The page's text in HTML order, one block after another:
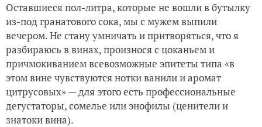
Оставшиеся пол-литра, которые не вошли в бутылку
из-под гранатового сока, мы с мужем выпили
вечером. Не стану умничать и притворяться, что я
разбираюсь в винах, произнося с цоканьем и
причмокиванием всевозможные эпитеты типа «в
этом вине чувствуются нотки ванили и аромат
цитрусовых» — для этого есть профессиональные
дегустаторы, сомелье или энофилы (ценители и
знатоки вина).